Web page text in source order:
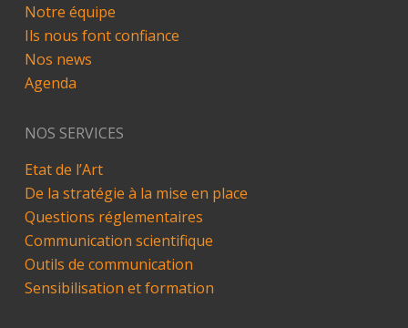
Notre équipe
Ils nous font confiance
Nos news
Agenda
NOS SERVICES
Etat de l’Art
De la stratégie à la mise en place
Questions réglementaires
Communication scientifique
Outils de communication
Sensibilisation et formation